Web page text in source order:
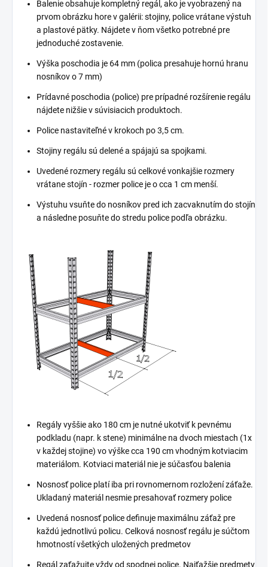
Balenie obsahuje kompletný regál, ako je vyobrazený na
prvom obrázku hore v galérii: stojiny, police vrátane výstuh
a plastové pätky. Nájdete v ňom všetko potrebné pre
jednoduché zostavenie.
Výška poschodia je 64 mm (polica presahuje hornú hranu
nosníkov o 7 mm)
Prídavné poschodia (police) pre prípadné rozšírenie regálu
nájdete nižšie v súvisiacich produktoch.
Police nastaviteľné v krokoch po 3,5 cm.
Stojiny regálu sú delené a spájajú sa spojkami.
Uvedené rozmery regálu sú celkové vonkajšie rozmery
vrátane stojín - rozmer police je o cca 1 cm menší.
Výstuhu vsuňte do nosníkov pred ich zacvaknutím do stojín
a následne posuňte do stredu police podľa obrázku.
Regály vyššie ako 180 cm je nutné ukotviť k pevnému
podkladu (napr. k stene) minimálne na dvoch miestach (1x
v každej stojine) vo výške cca 190 cm vhodným kotviacim
materiálom. Kotviaci materiál nie je súčasťou balenia
Nosnosť police platí iba pri rovnomernom rozložení záťaže.
Ukladaný materiál nesmie presahovať rozmery police
Uvedená nosnosť police definuje maximálnu záťaž pre
každú jednotlivú policu. Celková nosnosť regálu je súčtom
hmotností všetkých uložených predmetov
Regál zaťažujte vždy od spodnej police. Najťažšie predmety